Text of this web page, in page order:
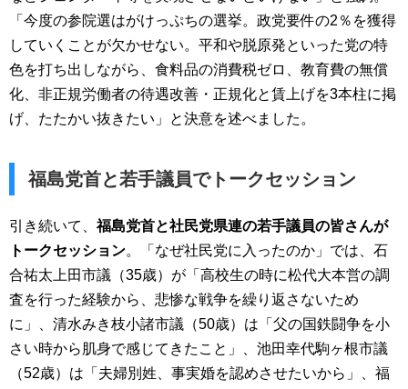
「今度の参院選はがけっぷちの選挙。政党要件の2％を獲得
していくことが欠かせない。平和や脱原発といった党の特
色を打ち出しながら、食料品の消費税ゼロ、教育費の無償
化、非正規労働者の待遇改善・正規化と賃上げを3本柱に掲
げ、たたかい抜きたい」と決意を述べました。
福島党首と若手議員でトークセッション
引き続いて、福島党首と社民党県連の若手議員の皆さんが
トークセッション。「なぜ社民党に入ったのか」では、石
合祐太上田市議（35歳）が「高校生の時に松代大本営の調
査を行った経験から、悲惨な戦争を繰り返さないため
に」、清水みき枝小諸市議（50歳）は「父の国鉄闘争を小
さい時から肌身で感じてきたこと」、池田幸代駒ヶ根市議
（52歳）は「夫婦別姓、事実婚を認めさせたいから」、福